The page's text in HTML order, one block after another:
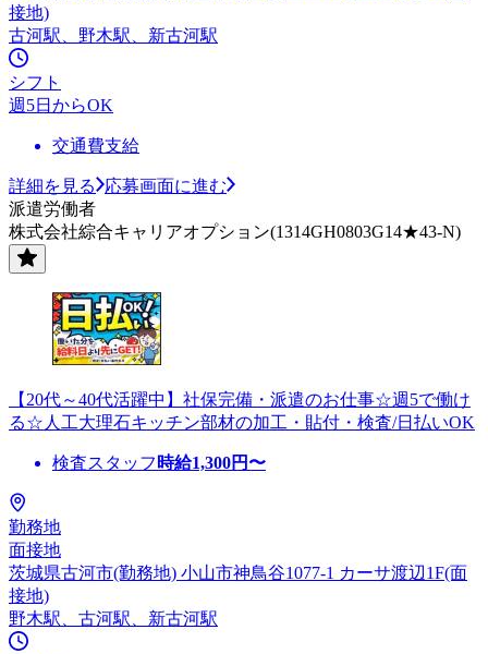
接地)
古河駅、野木駅、新古河駅
シフト
週5日からOK
交通費支給
詳細を見る
応募画面に進む
派遣労働者
株式会社綜合キャリアオプション(1314GH0803G14★43-N)
【20代～40代活躍中】社保完備・派遣のお仕事☆週5で働け
る☆人工大理石キッチン部材の加工・貼付・検査/日払いOK
検査スタッフ 時給1,300円〜
勤務地
面接地
茨城県古河市(勤務地) 小山市神鳥谷1077-1 カーサ渡辺1F(面
接地)
野木駅、古河駅、新古河駅